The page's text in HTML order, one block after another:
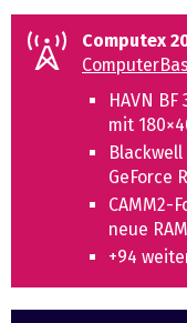
Computex
HAVN
mit
GeForce
CAMM2-
neue
+94